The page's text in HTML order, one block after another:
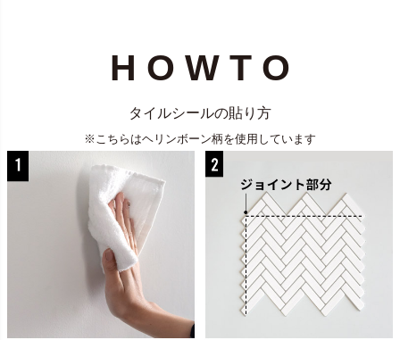
H O W T O
タイルシールの貼り方
※こちらはヘリンボーン柄を使用しています